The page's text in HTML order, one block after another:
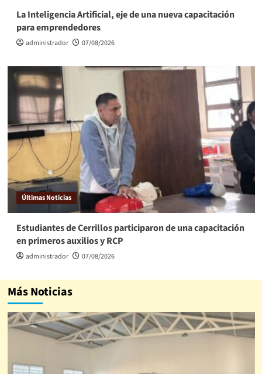
La Inteligencia Artificial, eje de una nueva capacitación
para emprendedores
administrador 07/08/2026
Últimas Noticias
Estudiantes de Cerrillos participaron de una capacitación
en primeros auxilios y RCP
administrador 07/08/2026
Más Noticias